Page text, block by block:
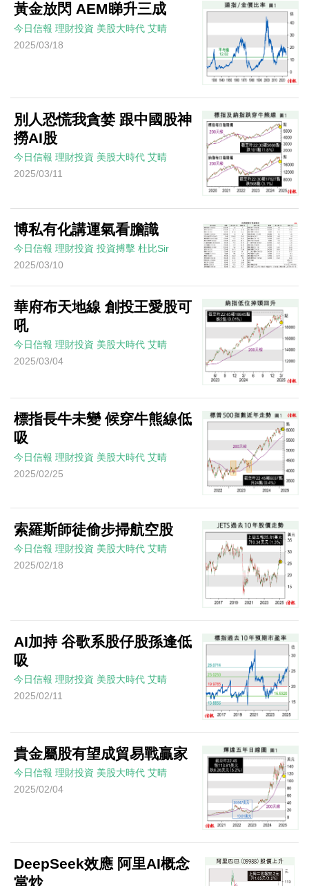
黃金放閃 AEM睇升三成
今日信報 理財投資 美股大時代 艾晴
2025/03/18
別人恐慌我貪婪 跟中國股神
撈AI股
今日信報 理財投資 美股大時代 艾晴
2025/03/11
博私有化講運氣看膽識
今日信報 理財投資 投資搏擊 杜比Sir
2025/03/10
華府布天地線 創投王愛股可
吼
今日信報 理財投資 美股大時代 艾晴
2025/03/04
標指長牛未變 候穿牛熊線低
吸
今日信報 理財投資 美股大時代 艾晴
2025/02/25
索羅斯師徒偷步掃航空股
今日信報 理財投資 美股大時代 艾晴
2025/02/18
AI加持 谷歌系股仔股孫逢低
吸
今日信報 理財投資 美股大時代 艾晴
2025/02/11
貴金屬股有望成貿易戰贏家
今日信報 理財投資 美股大時代 艾晴
2025/02/04
DeepSeek效應 阿里AI概念
當炒